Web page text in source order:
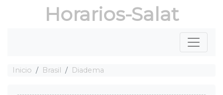
Horarios-Salat
Inicio Brasil Diadema